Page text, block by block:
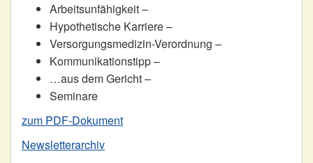
Arbeitsunfähigkeit –
Hypothetische Karriere –
Versorgungsmedizin-Verordnung –
Kommunikationstipp –
…aus dem Gericht –
Seminare
zum PDF-Dokument
Newsletterarchiv